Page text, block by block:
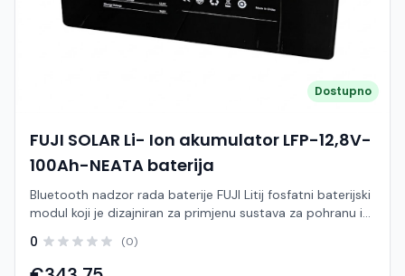
Dostupno
FUJI SOLAR Li- Ion akumulator LFP-12,8V-
100Ah-NEATA baterija
Bluetooth nadzor rada baterije FUJI Litij fosfatni baterijski
modul koji je dizajniran za primjenu sustava za pohranu i
BMS-om s velikim prednostima u pogledu sigurnosti,
vijeka trajanja, gustoće energije, temperaturnog raspona i
0 (0)